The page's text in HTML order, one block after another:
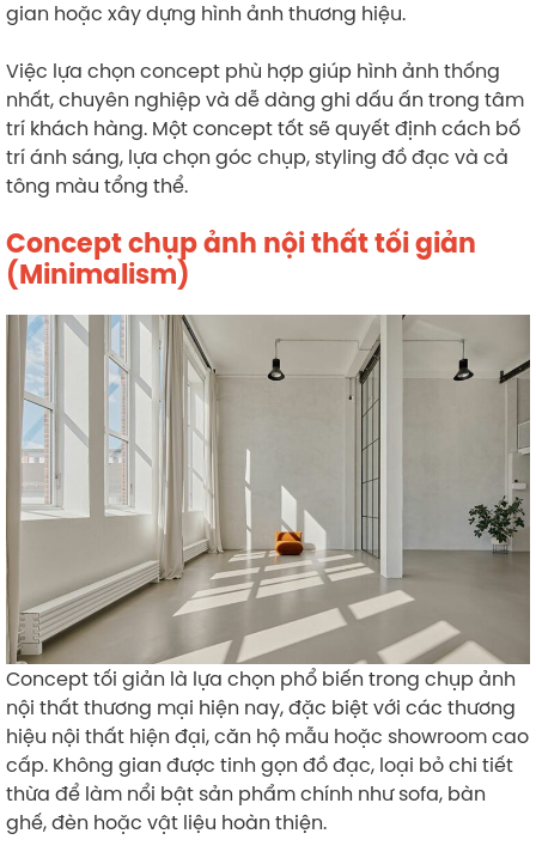
gian hoặc xây dựng hình ảnh thương hiệu.
Việc lựa chọn concept phù hợp giúp hình ảnh thống
nhất, chuyên nghiệp và dễ dàng ghi dấu ấn trong tâm
trí khách hàng. Một concept tốt sẽ quyết định cách bố
trí ánh sáng, lựa chọn góc chụp, styling đồ đạc và cả
tông màu tổng thể.
Concept chụp ảnh nội thất tối giản
(Minimalism)
Concept tối giản là lựa chọn phổ biến trong chụp ảnh
nội thất thương mại hiện nay, đặc biệt với các thương
hiệu nội thất hiện đại, căn hộ mẫu hoặc showroom cao
cấp. Không gian được tinh gọn đồ đạc, loại bỏ chi tiết
thừa để làm nổi bật sản phẩm chính như sofa, bàn
ghế, đèn hoặc vật liệu hoàn thiện.